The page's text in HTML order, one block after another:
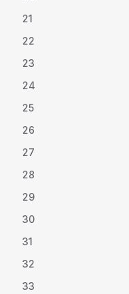
21
22
23
24
25
26
27
28
29
30
31
32
33